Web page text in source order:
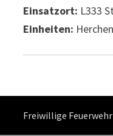
Einsatzort: L333
Einheiten: Herchen
Freiwillige